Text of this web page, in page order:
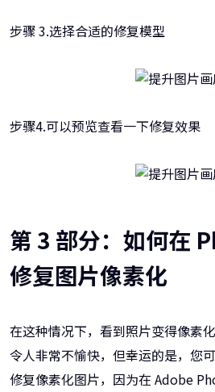
步骤 3.选择合适的修复模型
步骤4.可以预览查看一下修复效果
第 3 部分：如何在
修复图片像素化
在这种情况下，看到照片变得像素
令人非常不愉快，但幸运的是，您
修复像素化图片，因为在 Adobe